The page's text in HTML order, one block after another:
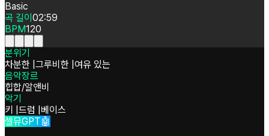
Basic
곡 길이 02:59
BPM120
분위기
차분한 그루비한 여유 있는
음악장르
힙합/알앤비
악기
키 드럼
베이스
셀뮤GPT🤖